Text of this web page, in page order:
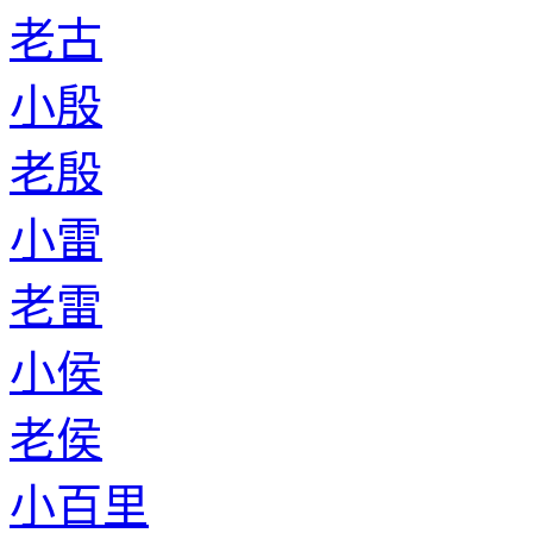
老古
小殷
老殷
小雷
老雷
小侯
老侯
小百里